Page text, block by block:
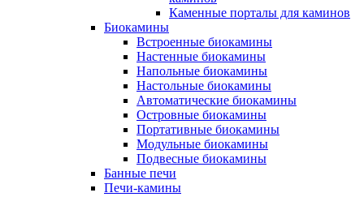
Каменные порталы для каминов
Биокамины
Встроенные биокамины
Настенные биокамины
Напольные биокамины
Настольные биокамины
Автоматические биокамины
Островные биокамины
Портативные биокамины
Модульные биокамины
Подвесные биокамины
Банные печи
Печи-камины